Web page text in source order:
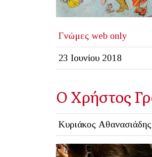
Γνώμες web only
23 Ιουνίου 2018
O Χρήστος
Κυριάκος Αθανασιάδης